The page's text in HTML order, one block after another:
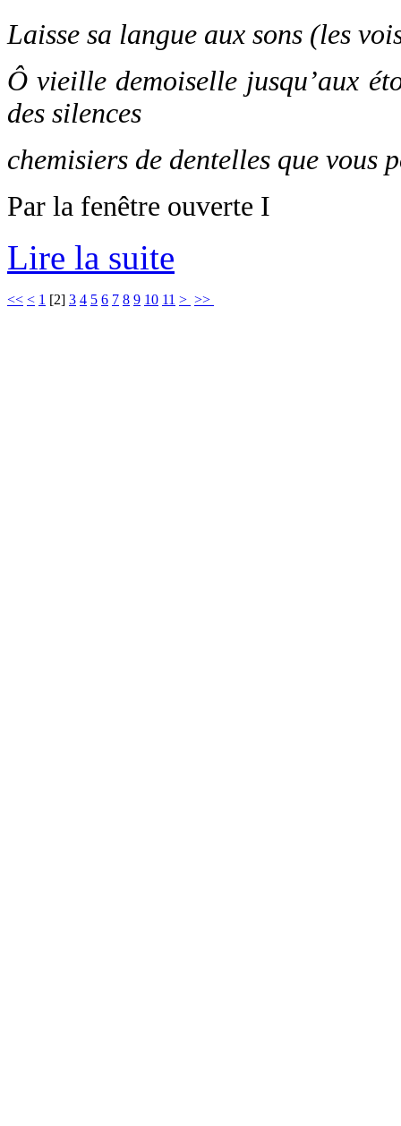
Laisse sa langue aux sons (les
Ô vieille demoiselle jusqu’aux
des silences
chemisiers de dentelles que vous
Par la fenêtre ouverte I
Lire la suite
<< < 1 [2] 3 4 5 6 7 8 9 10 11 > >>